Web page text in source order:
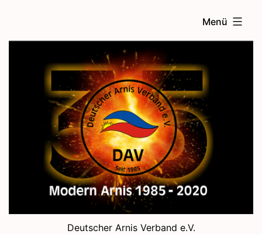
Menü
Deutscher Arnis Verband e.V.